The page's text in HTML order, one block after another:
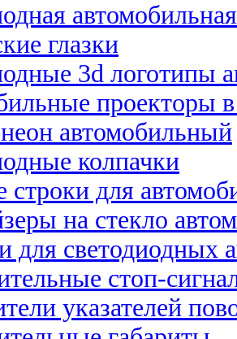
глазки
3d логотипы
проекторы
автомобильный
колпачки
строки для
на стекло
для светодиодных
стоп-
указателей